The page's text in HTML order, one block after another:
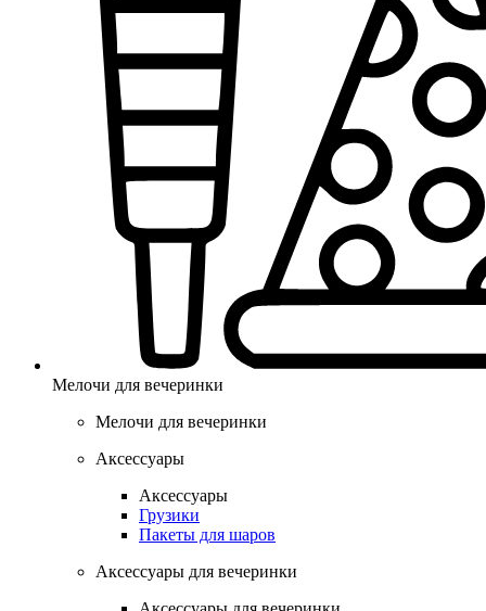
Мелочи для вечеринки
Мелочи для вечеринки
Аксессуары
Аксессуары
Грузики
Пакеты для шаров
Аксессуары для вечеринки